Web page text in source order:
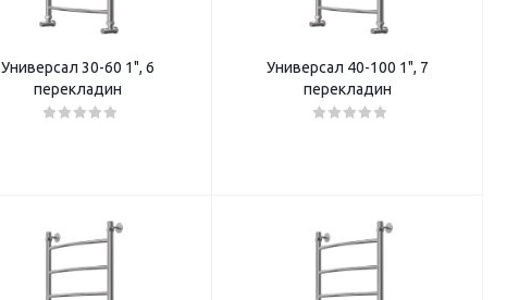
Универсал 30-60 1", 6
перекладин
Универсал 40-100 1", 7
перекладин